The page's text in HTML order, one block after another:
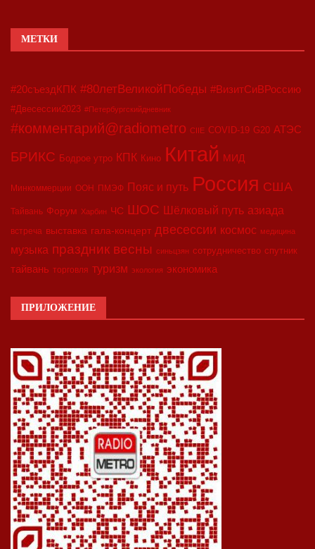
МЕТКИ
#20съездКПК #80летВеликойПобеды #ВизитСиВРоссию
#Двесессии2023 #Петербургскийдневник
#комментарий@radiometro CIIE COVID-19 G20 АТЭС
БРИКС Бодрое утро КПК Кино Китай МИД
Минкоммерции ООН ПМЭФ Пояс и путь Россия США
Тайвань Форум Харбин ЧС ШОС Шёлковый путь азиада
встреча выставка гала-концерт двесессии космос медицина
музыка праздник весны синьцзян сотрудничество спутник
тайвань торговля туризм экология экономика
ПРИЛОЖЕНИЕ